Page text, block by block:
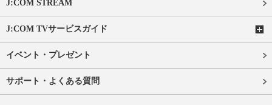
J:COM STREAM
J:COM TVサービスガイド
イベント・プレゼント
サポート・よくある質問